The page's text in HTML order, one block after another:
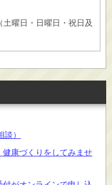
曜日・日曜日・祝日及
）
健康づくりをしてみませ